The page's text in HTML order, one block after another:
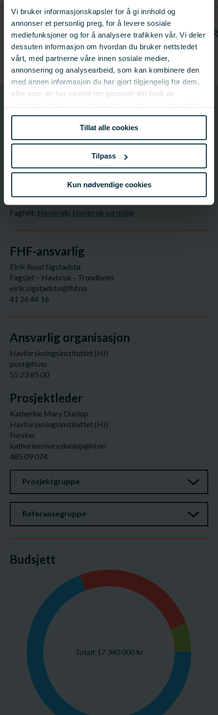
Vi bruker informasjonskapsler for å gi innhold og
annonser et personlig preg, for å levere sosiale
mediefunksjoner og for å analysere trafikken vår. Vi deler
dessuten informasjon om hvordan du bruker nettstedet
vårt, med partnerne våre innen sosiale medier,
annonsering og analysearbeid, som kan kombinere den
med annen informasjon du har gjort tilgjengelig for dem,
eller som de har samlet inn gjennom din bruk av
informasjonskapsler ved å bruke nettstedet vårt.
Tillat alle cookies
Tilpass
Kun nødvendige cookies
LES FLERE NYHETER
901785
Prosjektnummer
Prosjektinformasjon
Prosjektnummer: 901785
Avsluttet
Fagfelt: Havbruk; Havbruk og miljø
FHF-ansvarlig
Eirik Ruud Sigstadstø
Fagsjef – Havbruk - Trondheim
eirik.sigstadsto@fhf.no
41 26 46 16
Ansvarlig organisasjon
Havforskningsinstituttet (HI)
post@hi.no
55 23 85 00
Prosjektleder
Katherine Mary Dunlop
Havforskningsinstituttet (HI)
Forsker
katherine.mary.dunlop@hi.no
485 09 074
Prosjektgruppe
Referansegruppe
Budsjett
Totalt 17 340 000 kr